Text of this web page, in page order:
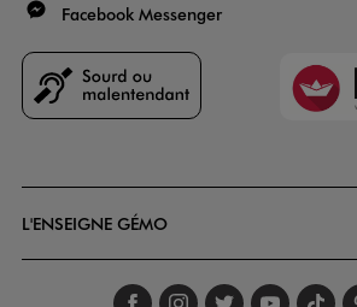
Facebook Messenger
Faciliti
L'ENSEIGNE GÉMO